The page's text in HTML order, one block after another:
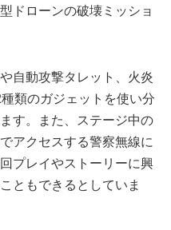
ドローンの破壊ミッショ
自動攻撃タレット、火炎
類のガジェットを使い分
す。また、ステージ中の
アクセスする警察無線に
プレイやストーリーに興
ともできるとしていま